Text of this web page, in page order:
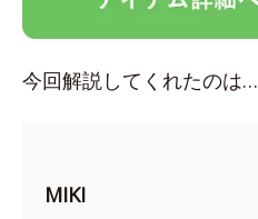
今回解説してくれたのは…
MIKI